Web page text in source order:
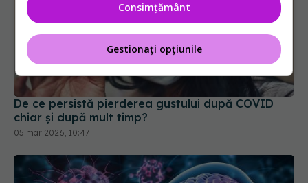
De ce persistă pierderea gustului după COVID
chiar și după mult timp?
05 mar 2026, 10:47
Consimțământ
Gestionați opțiunile